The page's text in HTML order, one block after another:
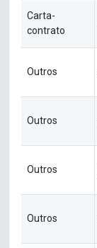
Carta-
contrato
Outros
Outros
Outros
Outros